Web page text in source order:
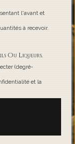
l'avant et
à recevoir.
Ou Liqueurs.
(degré-
et la